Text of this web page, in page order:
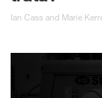
Ian Cass and Marie